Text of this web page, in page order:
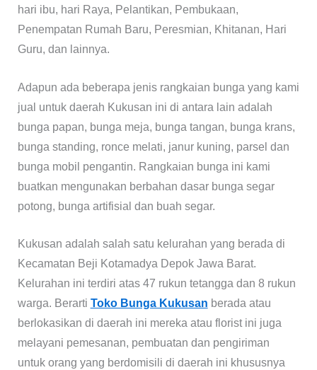
hari ibu, hari Raya, Pelantikan, Pembukaan,
Penempatan Rumah Baru, Peresmian, Khitanan, Hari
Guru, dan lainnya.
Adapun ada beberapa jenis rangkaian bunga yang kami
jual untuk daerah Kukusan ini di antara lain adalah
bunga papan, bunga meja, bunga tangan, bunga krans,
bunga standing, ronce melati, janur kuning, parsel dan
bunga mobil pengantin. Rangkaian bunga ini kami
buatkan mengunakan berbahan dasar bunga segar
potong, bunga artifisial dan buah segar.
Kukusan adalah salah satu kelurahan yang berada di
Kecamatan Beji Kotamadya Depok Jawa Barat.
Kelurahan ini terdiri atas 47 rukun tetangga dan 8 rukun
warga. Berarti Toko Bunga Kukusan berada atau
berlokasikan di daerah ini mereka atau florist ini juga
melayani pemesanan, pembuatan dan pengiriman
untuk orang yang berdomisili di daerah ini khususnya